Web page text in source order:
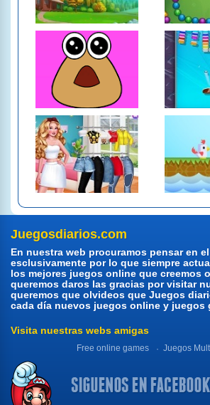
Juegosdiarios.com
En nuestra web procuramos pensar en
esclusivamente por lo que siempre
los mejores juegos online que creemos
queremos daros las gracias por visitar
queremos que olvideos que Juegos
cada día nuevos juegos online y juegos
Visita nuestras webs amigas
Free online games Juegos